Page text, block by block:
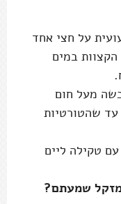
על חצי אחד
במים
מעל חום
עד שהטורטיות
טקילה ליים
שמעתם?